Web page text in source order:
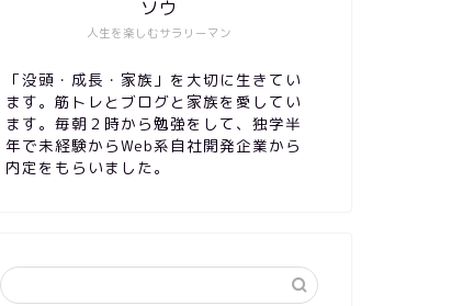
人生を楽しむサラリーマン
ソウ
「没頭・成長・家族」を大切に生きてい
ます。筋トレとブログと家族を愛してい
ます。毎朝２時から勉強をして、独学半
年で未経験からWeb系自社開発企業から
内定をもらいました。